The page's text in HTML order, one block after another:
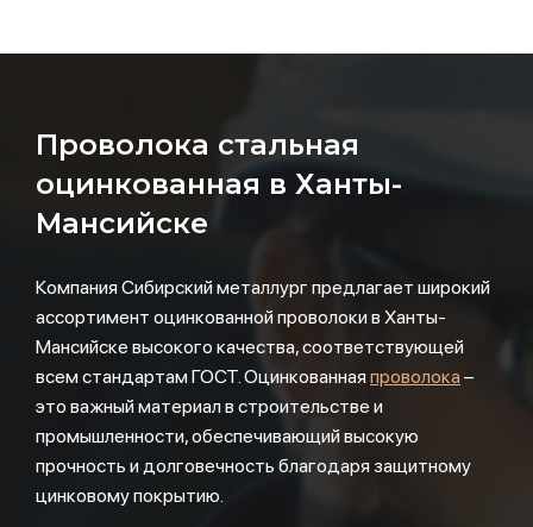
Проволока стальная
оцинкованная в Ханты-
Мансийске
Компания Сибирский металлург предлагает широкий
ассортимент оцинкованной проволоки в Ханты-
Мансийске высокого качества, соответствующей
всем стандартам ГОСТ. Оцинкованная проволока –
это важный материал в строительстве и
промышленности, обеспечивающий высокую
прочность и долговечность благодаря защитному
цинковому покрытию.